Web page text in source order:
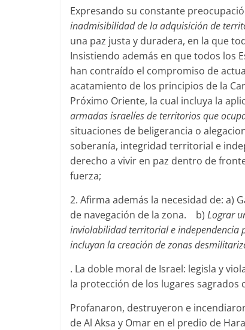
Expresando su constante
inadmisibilidad de la adquisición de
una paz justa y duradera, en la que
Insistiendo además en que todos los
han contraído el compromiso de
acatamiento de los principios de la
Próximo Oriente, la cual incluya la
armadas israelíes de territorios que
situaciones de beligerancia o
soberanía, integridad territorial e
derecho a vivir en paz dentro de
fuerza;
2. Afirma además la necesidad de: a)
de navegación de la zona. b) Lograr
inviolabilidad territorial e independencia
incluyan la creación de zonas
. La doble moral de Israel: legisla y
la protección de los lugares sagrados
Profanaron, destruyeron e
de Al Aksa y Omar en el predio de